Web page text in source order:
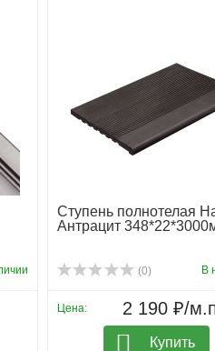
Ступень полнотелая
Антрацит
(0) В
Цена: 2 190 ₽/
Купить